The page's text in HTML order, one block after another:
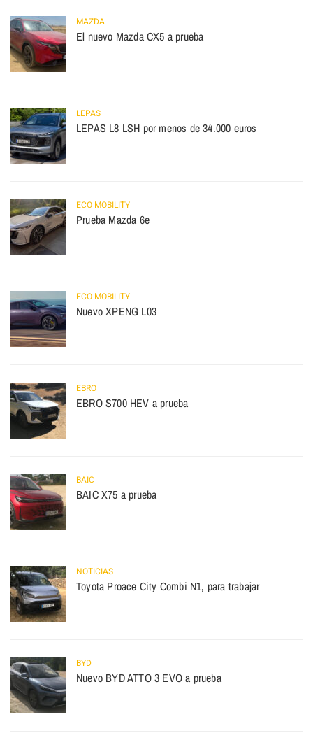
MAZDA
El nuevo Mazda CX5 a prueba
LEPAS
LEPAS L8 LSH por menos de 34.000 euros
ECO MOBILITY
Prueba Mazda 6e
ECO MOBILITY
Nuevo XPENG L03
EBRO
EBRO S700 HEV a prueba
BAIC
BAIC X75 a prueba
NOTICIAS
Toyota Proace City Combi N1, para trabajar
BYD
Nuevo BYD ATTO 3 EVO a prueba